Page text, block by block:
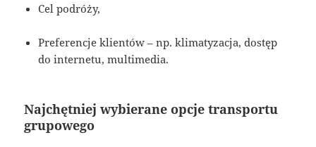
Cel podróży,
Preferencje klientów – np. klimatyzacja, dostęp
do internetu, multimedia.
Najchętniej wybierane opcje transportu
grupowego